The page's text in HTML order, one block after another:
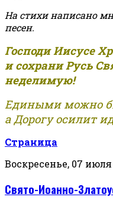
На стихи написано
песен.
Господи Иисусе
и сохрани Русь
неделимую!
Едиными можно
а Дорогу осилит
Страница
Воскресенье, 07 июля
Свято-Иоанно-